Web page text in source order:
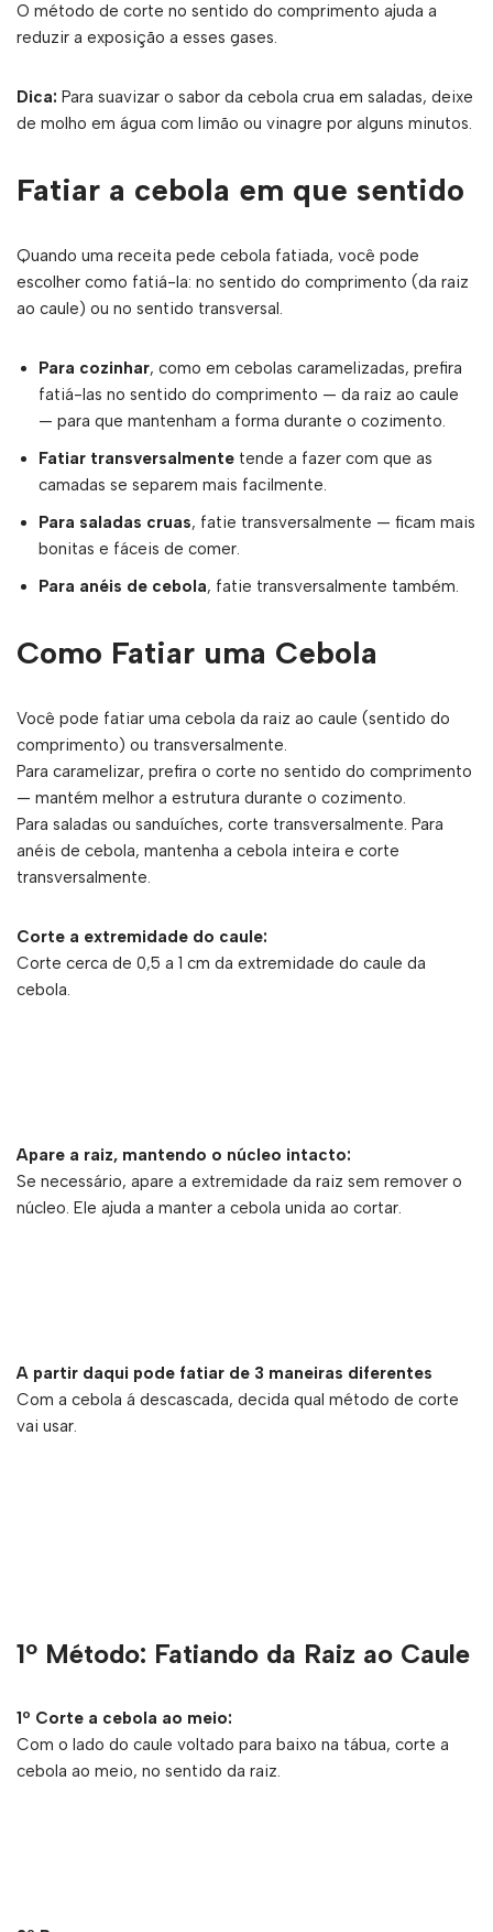
O método de corte no sentido do comprimento ajuda a
reduzir a exposição a esses gases.
Dica: Para suavizar o sabor da cebola crua em saladas, deixe
de molho em água com limão ou vinagre por alguns minutos.
Fatiar a cebola em que sentido
Quando uma receita pede cebola fatiada, você pode
escolher como fatiá-la: no sentido do comprimento (da raiz
ao caule) ou no sentido transversal.
Para cozinhar, como em cebolas caramelizadas, prefira
fatiá-las no sentido do comprimento — da raiz ao caule
— para que mantenham a forma durante o cozimento.
Fatiar transversalmente tende a fazer com que as
camadas se separem mais facilmente.
Para saladas cruas, fatie transversalmente — ficam mais
bonitas e fáceis de comer.
Para anéis de cebola, fatie transversalmente também.
Como Fatiar uma Cebola
Você pode fatiar uma cebola da raiz ao caule (sentido do
comprimento) ou transversalmente.
Para caramelizar, prefira o corte no sentido do comprimento
— mantém melhor a estrutura durante o cozimento.
Para saladas ou sanduíches, corte transversalmente. Para
anéis de cebola, mantenha a cebola inteira e corte
transversalmente.
Corte a extremidade do caule:
Corte cerca de 0,5 a 1 cm da extremidade do caule da
cebola.
Apare a raiz, mantendo o núcleo intacto:
Se necessário, apare a extremidade da raiz sem remover o
núcleo. Ele ajuda a manter a cebola unida ao cortar.
A partir daqui pode fatiar de 3 maneiras diferentes
Com a cebola á descascada, decida qual método de corte
vai usar.
1º Método: Fatiando da Raiz ao Caule
1º Corte a cebola ao meio:
Com o lado do caule voltado para baixo na tábua, corte a
cebola ao meio, no sentido da raiz.